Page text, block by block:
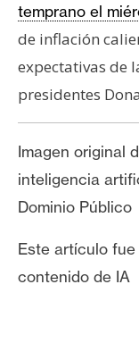
temprano el
de inflación
expectativas de
presidentes
Imagen original
inteligencia
Dominio Público
Este artículo
contenido de IA